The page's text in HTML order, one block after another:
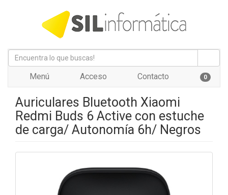
Menú Acceso Contacto 0
Auriculares Bluetooth Xiaomi
Redmi Buds 6 Active con estuche
de carga/ Autonomía 6h/ Negros